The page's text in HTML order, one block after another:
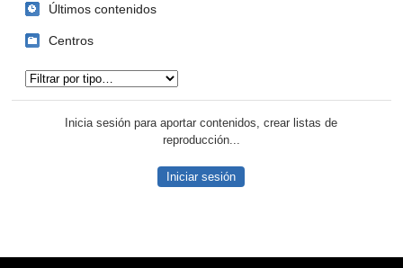
Últimos contenidos
Centros
Inicia sesión para aportar contenidos, crear listas de
reproducción...
Iniciar sesión